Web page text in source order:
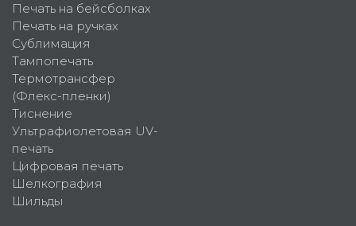
Печать на бейсболках
Печать на ручках
Сублимация
Тампопечать
Термотрансфер
(Флекс-пленки)
Тиснение
Ультрафиолетовая UV-
печать
Цифровая печать
Шелкография
Шильды